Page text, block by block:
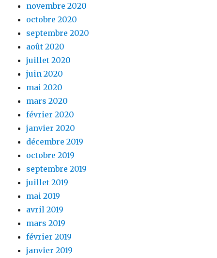
novembre 2020
octobre 2020
septembre 2020
août 2020
juillet 2020
juin 2020
mai 2020
mars 2020
février 2020
janvier 2020
décembre 2019
octobre 2019
septembre 2019
juillet 2019
mai 2019
avril 2019
mars 2019
février 2019
janvier 2019